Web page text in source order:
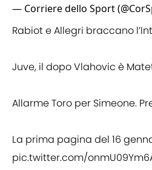
— Corriere dello Sport
Rabiot e Allegri braccano
Juve, il dopo Vlahovic è
Allarme Toro per Simeone.
La prima pagina del 16
pic.twitter.com/